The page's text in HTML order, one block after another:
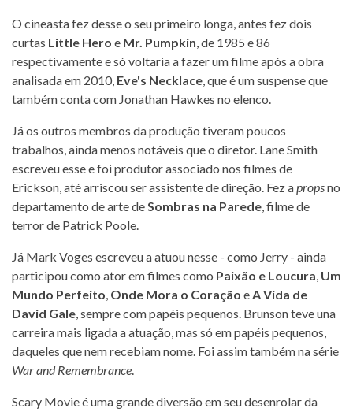
O cineasta fez desse o seu primeiro longa, antes fez dois
curtas Little Hero e Mr. Pumpkin, de 1985 e 86
respectivamente e só voltaria a fazer um filme após a obra
analisada em 2010, Eve's Necklace, que é um suspense que
também conta com Jonathan Hawkes no elenco.
Já os outros membros da produção tiveram poucos
trabalhos, ainda menos notáveis que o diretor. Lane Smith
escreveu esse e foi produtor associado nos filmes de
Erickson, até arriscou ser assistente de direção. Fez apropsno
departamento de arte deSombras na Parede, filme de
terror de Patrick Poole.
Já Mark Voges escreveu a atuou nesse - como Jerry - ainda
participou como ator em filmes como Paixão e Loucura, Um
Mundo Perfeito, Onde Mora o Coração eA Vida de
David Gale, sempre com papéis pequenos. Brunson teve una
carreira mais ligada a atuação, mas só em papéis pequenos,
daqueles que nem recebiam nome. Foi assim também na série
War and Remembrance.
Scary Movie é uma grande diversão em seu desenrolar da